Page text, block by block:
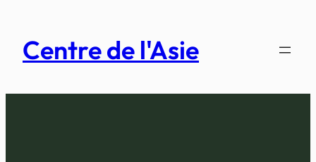
contenu
Centre de l'Asie